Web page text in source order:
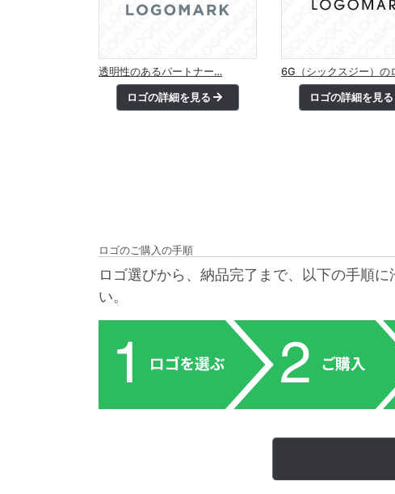
透明性のあるパートナー…
ロゴの詳細を見る
6G（シックスジー）の
ロゴの詳細を見る
ロゴのご購入の手順
ロゴ選びから、納品完了まで、以下の手順
い。